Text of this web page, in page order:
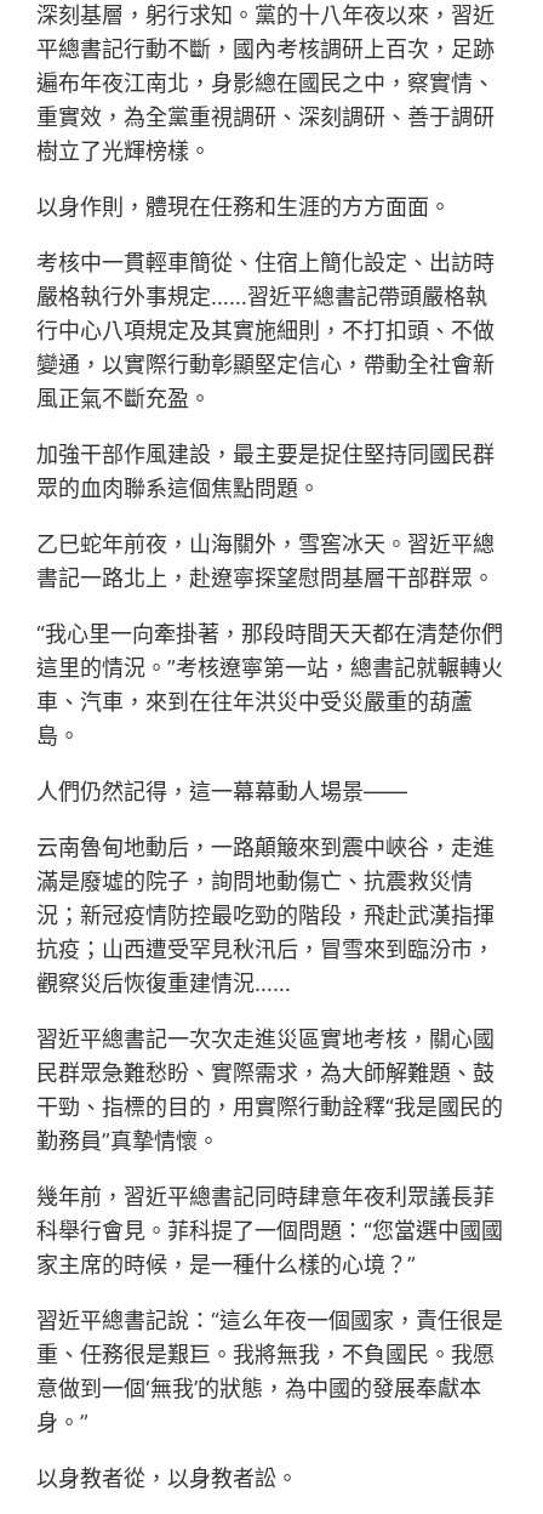
深刻基層，躬行求知。黨的十八年夜以來，習近
平總書記行動不斷，國內考核調研上百次，足跡
遍布年夜江南北，身影總在國民之中，察實情、
重實效，為全黨重視調研、深刻調研、善于調研
樹立了光輝榜樣。
以身作則，體現在任務和生涯的方方面面。
考核中一貫輕車簡從、住宿上簡化設定、出訪時
嚴格執行外事規定……習近平總書記帶頭嚴格執
行中心八項規定及其實施細則，不打扣頭、不做
變通，以實際行動彰顯堅定信心，帶動全社會新
風正氣不斷充盈。
加強干部作風建設，最主要是捉住堅持同國民群
眾的血肉聯系這個焦點問題。
乙巳蛇年前夜，山海關外，雪窖冰天。習近平總
書記一路北上，赴遼寧探望慰問基層干部群眾。
“我心里一向牽掛著，那段時間天天都在清楚你們
這里的情況。”考核遼寧第一站，總書記就輾轉火
車、汽車，來到在往年洪災中受災嚴重的葫蘆
島。
人們仍然記得，這一幕幕動人場景——
云南魯甸地動后，一路顛簸來到震中峽谷，走進
滿是廢墟的院子，詢問地動傷亡、抗震救災情
況；新冠疫情防控最吃勁的階段，飛赴武漢指揮
抗疫；山西遭受罕見秋汛后，冒雪來到臨汾市，
觀察災后恢復重建情況……
習近平總書記一次次走進災區實地考核，關心國
民群眾急難愁盼、實際需求，為大師解難題、鼓
干勁、指標的目的，用實際行動詮釋“我是國民的
勤務員”真摯情懷。
幾年前，習近平總書記同時肆意年夜利眾議長菲
科舉行會見。菲科提了一個問題：“您當選中國國
家主席的時候，是一種什么樣的心境？”
習近平總書記說：“這么年夜一個國家，責任很是
重、任務很是艱巨。我將無我，不負國民。我愿
意做到一個‘無我’的狀態，為中國的發展奉獻本
身。”
以身教者從，以身教者訟。